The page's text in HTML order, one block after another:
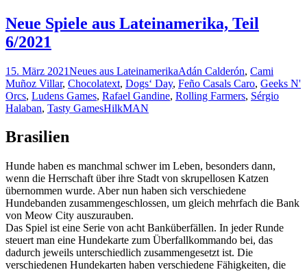
Neue Spiele aus Lateinamerika, Teil
6/2021
15. März 2021Neues aus LateinamerikaAdán Calderón, Cami
Muñoz Villar, Chocolatext, Dogs‘ Day, Feño Casals Caro, Geeks N'
Orcs, Ludens Games, Rafael Gandine, Rolling Farmers, Sérgio
Halaban, Tasty GamesHilkMAN
Brasilien
Hunde haben es manchmal schwer im Leben, besonders dann,
wenn die Herrschaft über ihre Stadt von skrupellosen Katzen
übernommen wurde. Aber nun haben sich verschiedene
Hundebanden zusammengeschlossen, um gleich mehrfach die Bank
von Meow City auszurauben.
Das Spiel ist eine Serie von acht Banküberfällen. In jeder Runde
steuert man eine Hundekarte zum Überfallkommando bei, das
dadurch jeweils unterschiedlich zusammengesetzt ist. Die
verschiedenen Hundekarten haben verschiedene Fähigkeiten, die